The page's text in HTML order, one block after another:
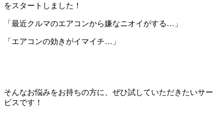
をスタートしました！
「最近クルマのエアコンから嫌なニオイがする…」
「エアコンの効きがイマイチ…」
そんなお悩みをお持ちの方に、ぜひ試していただきたいサー
ビスです！